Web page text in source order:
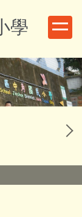
學